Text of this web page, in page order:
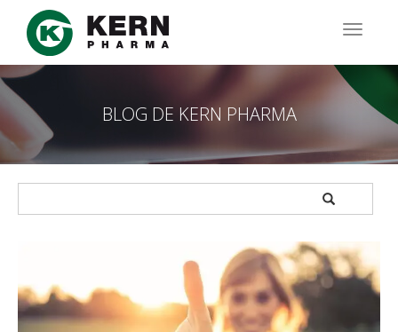
Pasar
contenido
principal
BLOG DE KERN PHARMA
APPLY